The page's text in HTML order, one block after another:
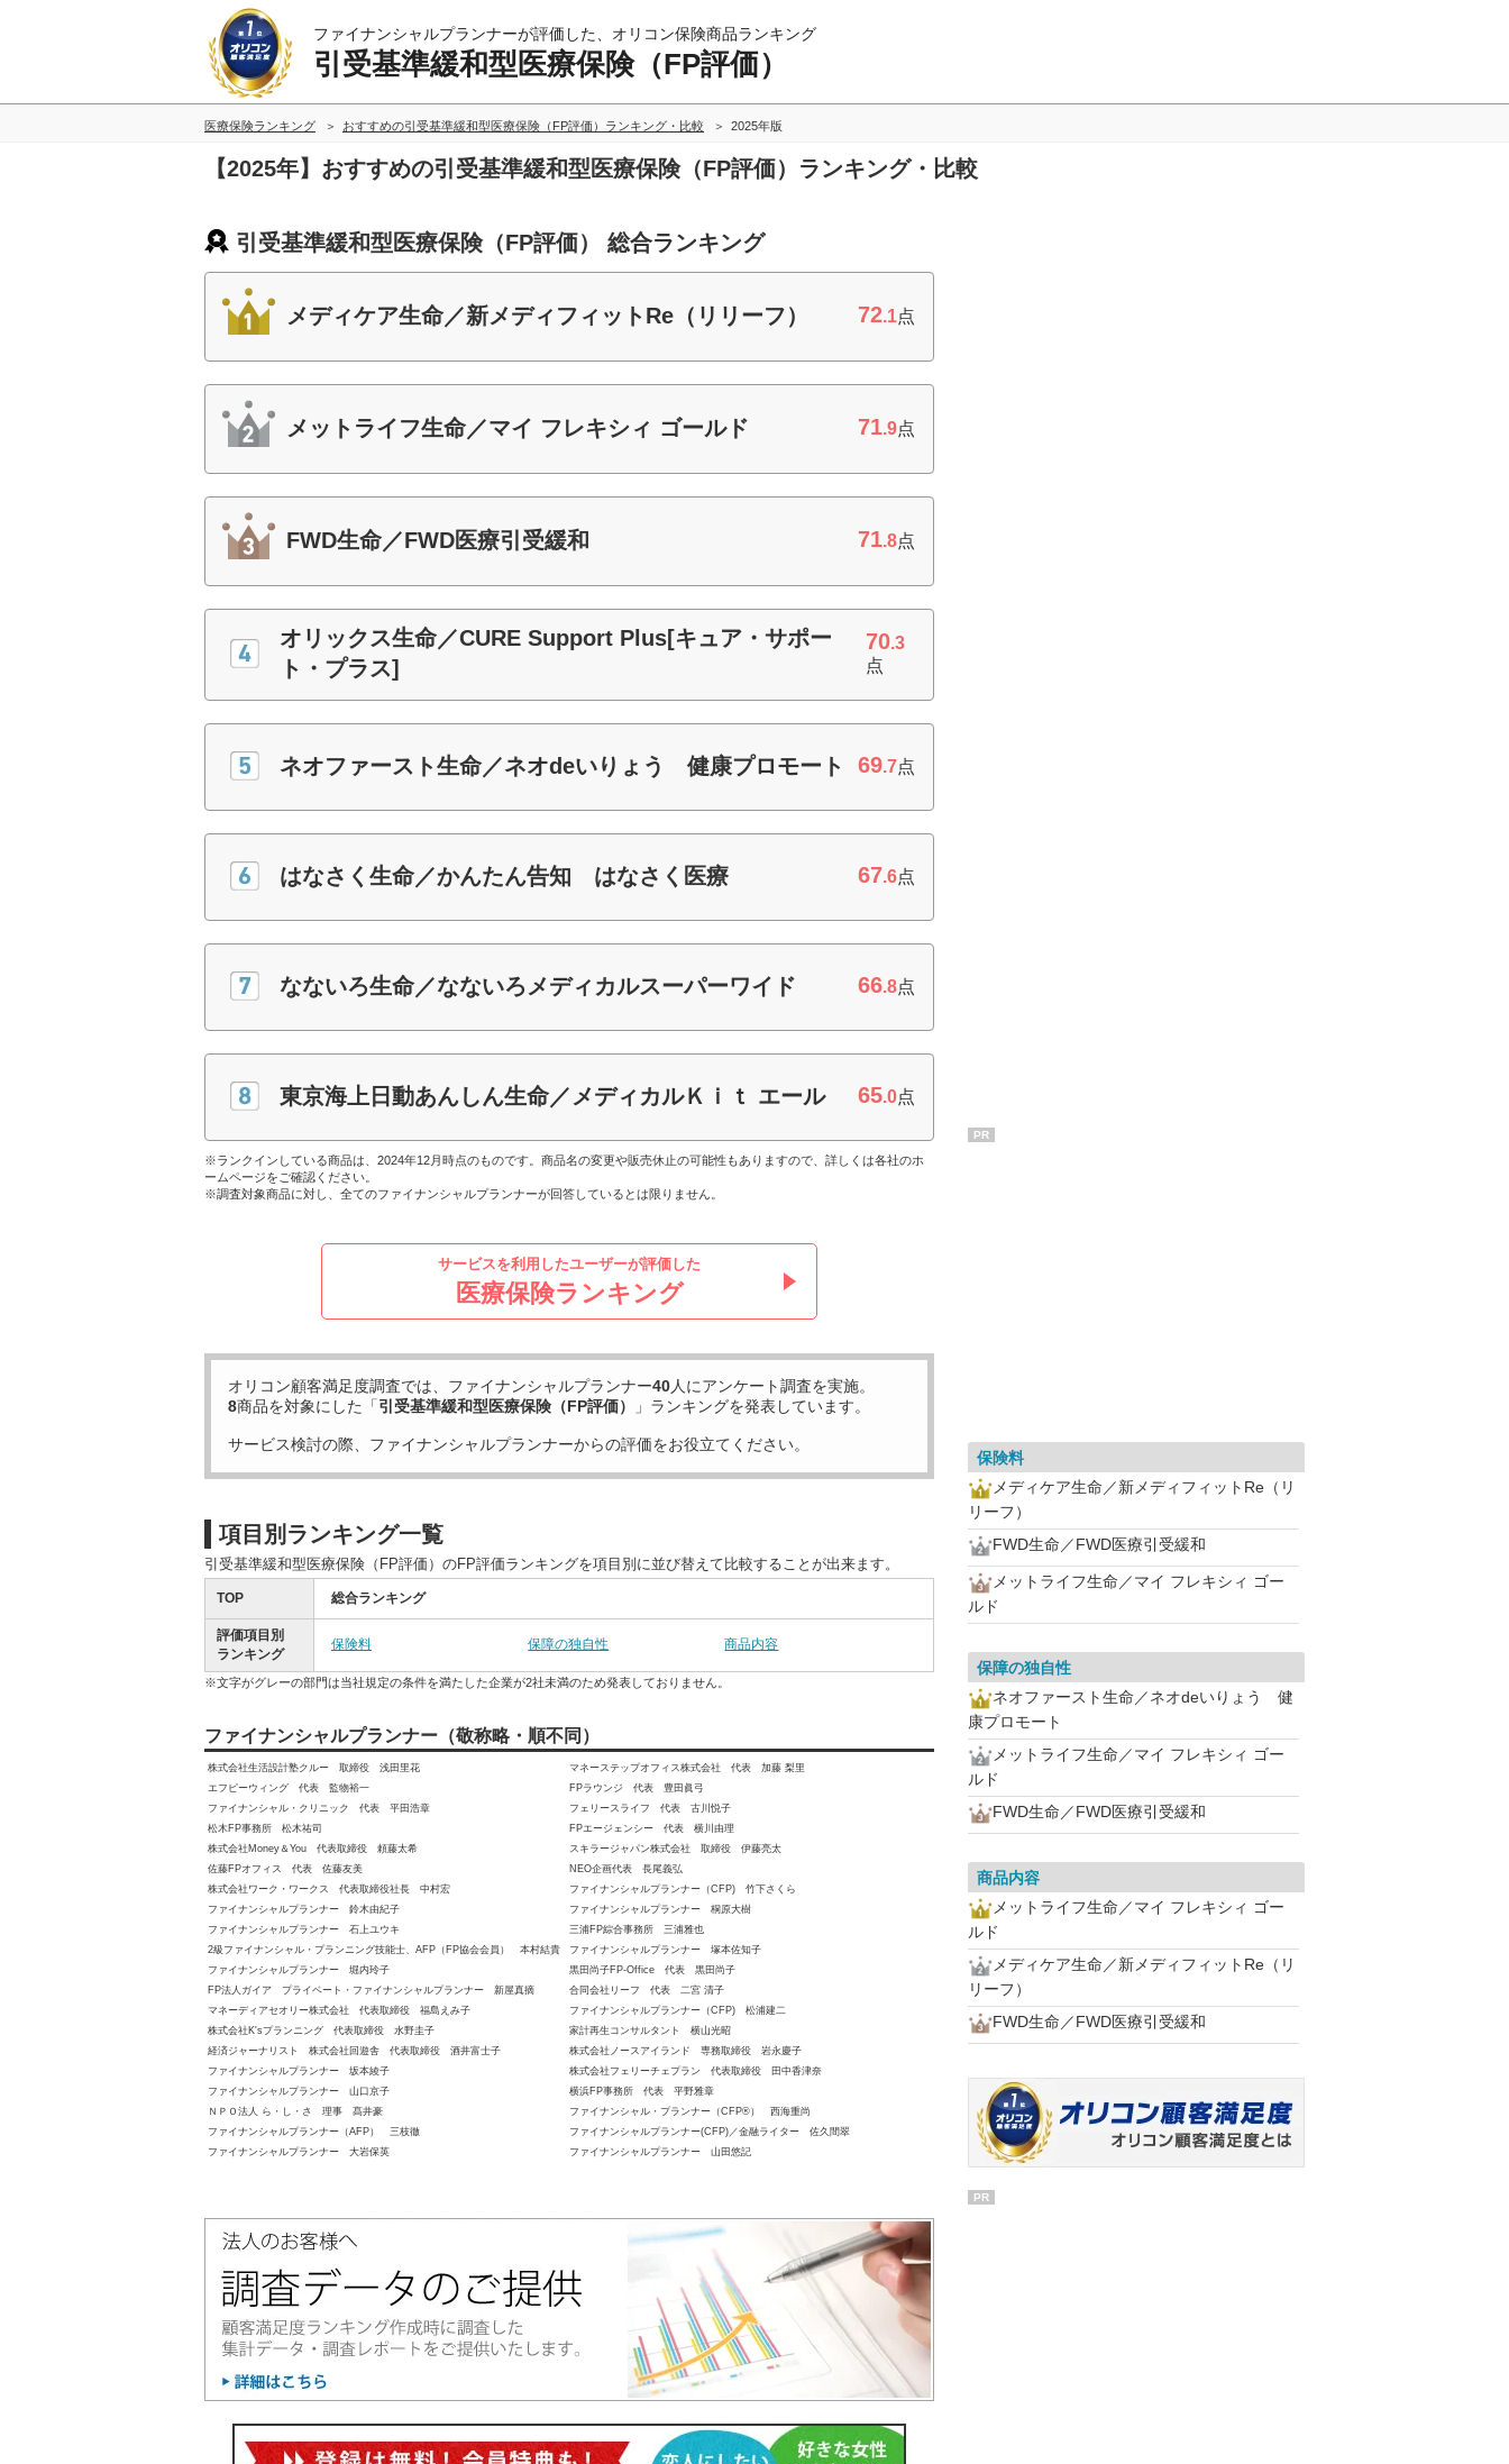
ファイナンシャルプランナーが評価した、オリコン保険商品ランキング
引受基準緩和型医療保険（FP評価）
医療保険ランキング おすすめの引受基準緩和型医療保険（FP評価）ランキング・比較 2025年版
【2025年】おすすめの引受基準緩和型医療保険（FP評価）ランキング・比較
引受基準緩和型医療保険（FP評価） 総合ランキング
メディケア生命／新メディフィットRe（リリーフ） 72.1点
メットライフ生命／マイ フレキシィ ゴールド 71.9点
FWD生命／FWD医療引受緩和 71.8点
オリックス生命／CURE Support Plus[キュア・サポー
ト・プラス]
70.3
点
ネオファースト生命／ネオdeいりょう 健康プロモート 69.7点
はなさく生命／かんたん告知 はなさく医療 67.6点
なないろ生命／なないろメディカルスーパーワイド 66.8点
東京海上日動あんしん生命／メディカルＫｉｔ エール 65.0点
※ランクインしている商品は、2024年12月時点のものです。商品名の変更や販売休止の可能性もありますので、詳しくは各社のホ
ームページをご確認ください。
※調査対象商品に対し、全てのファイナンシャルプランナーが回答しているとは限りません。
サービスを利用したユーザーが評価した
医療保険ランキング
オリコン顧客満足度調査では、ファイナンシャルプランナー40人にアンケート調査を実施。
8商品を対象にした「引受基準緩和型医療保険（FP評価） 」ランキングを発表しています。
サービス検討の際、ファイナンシャルプランナーからの評価をお役立てください。
項目別ランキング一覧
引受基準緩和型医療保険（FP評価）のFP評価ランキングを項目別に並び替えて比較することが出来ます。
TOP 総合ランキング
評価項目別
ランキング
保険料 保障の独自性 商品内容
※文字がグレーの部門は当社規定の条件を満たした企業が2社未満のため発表しておりません。
ファイナンシャルプランナー（敬称略・順不同）
株式会社生活設計塾クルー 取締役 浅田里花
マネーステップオフィス株式会社 代表 加藤 梨里
エフピーウィング 代表 監物裕一
FPラウンジ 代表 豊田眞弓
ファイナンシャル・クリニック 代表 平田浩章
フェリースライフ 代表 古川悦子
松木FP事務所 松木祐司
FPエージェンシー 代表 横川由理
株式会社Money＆You 代表取締役 頼藤太希
スキラージャパン株式会社 取締役 伊藤亮太
佐藤FPオフィス 代表 佐藤友美
NEO企画代表 長尾義弘
株式会社ワーク・ワークス 代表取締役社長 中村宏
ファイナンシャルプランナー（CFP) 竹下さくら
ファイナンシャルプランナー 鈴木由紀子
ファイナンシャルプランナー 桐原大樹
ファイナンシャルプランナー 石上ユウキ
三浦FP綜合事務所 三浦雅也
2級ファイナンシャル・プランニング技能士、AFP（FP協会会員） 本村結貴
ファイナンシャルプランナー 塚本佐知子
ファイナンシャルプランナー 堀内玲子
黒田尚子FP-Office 代表 黒田尚子
FP法人ガイア プライベート・ファイナンシャルプランナー 新屋真摘
合同会社リーフ 代表 二宮 清子
マネーディアセオリー株式会社 代表取締役 福島えみ子
ファイナンシャルプランナー（CFP) 松浦建二
株式会社K'sプランニング 代表取締役 水野圭子
家計再生コンサルタント 横山光昭
経済ジャーナリスト 株式会社回遊舎 代表取締役 酒井富士子
株式会社ノースアイランド 専務取締役 岩永慶子
ファイナンシャルプランナー 坂本綾子
株式会社フェリーチェプラン 代表取締役 田中香津奈
ファイナンシャルプランナー 山口京子
横浜FP事務所 代表 平野雅章
ＮＰＯ法人 ら・し・さ 理事 髙井豪
ファイナンシャル・プランナー（CFP®） 西海重尚
ファイナンシャルプランナー（AFP） 三枝徹
ファイナンシャルプランナー(CFP)／金融ライター 佐久間翠
ファイナンシャルプランナー 大岩保英
ファイナンシャルプランナー 山田悠記
PR
保険料
メディケア生命／新メディフィットRe（リ
リーフ）
FWD生命／FWD医療引受緩和
メットライフ生命／マイ フレキシィ ゴー
ルド
保障の独自性
ネオファースト生命／ネオdeいりょう 健
康プロモート
メットライフ生命／マイ フレキシィ ゴー
ルド
FWD生命／FWD医療引受緩和
商品内容
メットライフ生命／マイ フレキシィ ゴー
ルド
メディケア生命／新メディフィットRe（リ
リーフ）
FWD生命／FWD医療引受緩和
PR